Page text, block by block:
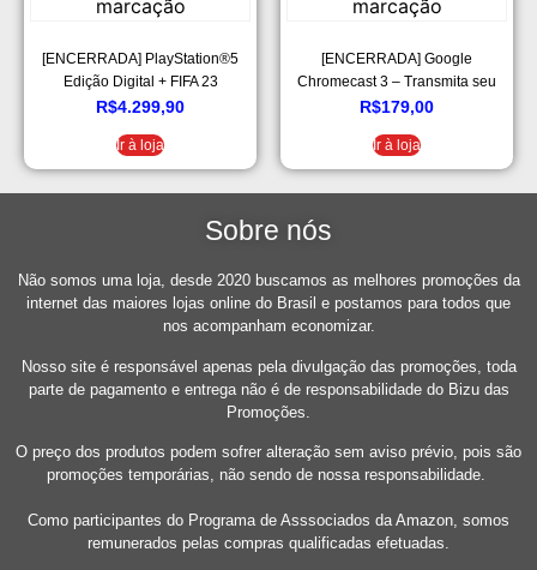
[ENCERRADA] PlayStation®5
Edição Digital + FIFA 23
R$4.299,90
Ir à loja
[ENCERRADA] Google
Chromecast 3 – Transmita seu
conteúdo de onde e quando
R$179,00
Ir à loja
Sobre nós
Não somos uma loja, desde 2020 buscamos as melhores promoções da
internet das maiores lojas online do Brasil e postamos para todos que
nos acompanham economizar.
Nosso site é responsável apenas pela divulgação das promoções, toda
parte de pagamento e entrega não é de responsabilidade do Bizu das
Promoções.
O preço dos produtos podem sofrer alteração sem aviso prévio, pois são
promoções temporárias, não sendo de nossa responsabilidade.
Como participantes do Programa de Asssociados da Amazon, somos
remunerados pelas compras qualificadas efetuadas.